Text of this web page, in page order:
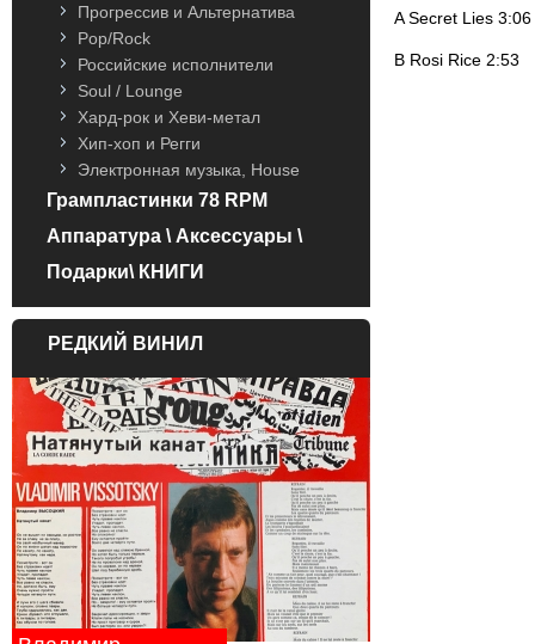
Прогрессив и Альтернатива
Pop/Rock
Российские исполнители
Soul / Lounge
Хард-рок и Хеви-метал
Хип-хоп и Регги
Электронная музыка, House
Грампластинки 78 RPM
Аппаратура \ Аксессуары \
Подарки\ КНИГИ
РЕДКИЙ ВИНИЛ
A Secret Lies 3:06
B Rosi Rice 2:53